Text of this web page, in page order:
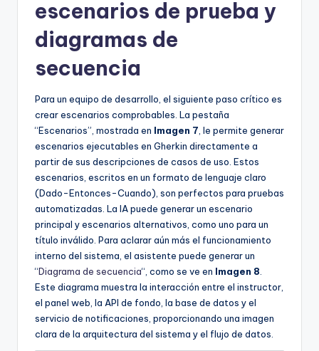
escenarios de prueba y
diagramas de
secuencia
Para un equipo de desarrollo, el siguiente paso crítico es
crear escenarios comprobables. La pestaña
“Escenarios”, mostrada en Imagen 7 , le permite generar
escenarios ejecutables en Gherkin directamente a
partir de sus descripciones de casos de uso. Estos
escenarios, escritos en un formato de lenguaje claro
(Dado-Entonces-Cuando), son perfectos para pruebas
automatizadas. La IA puede generar un escenario
principal y escenarios alternativos, como uno para un
título inválido. Para aclarar aún más el funcionamiento
interno del sistema, el asistente puede generar un
“Diagrama de secuencia“, como se ve en Imagen 8
Este diagrama muestra la interacción entre el instructor,
el panel web, la API de fondo, la base de datos y el
servicio de notificaciones, proporcionando una imagen
clara de la arquitectura del sistema y el flujo de datos.